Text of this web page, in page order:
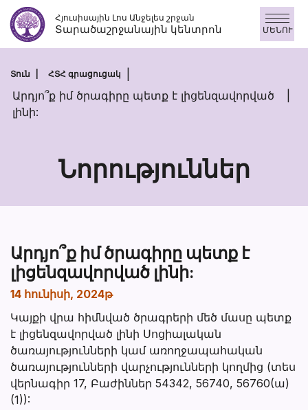
Անցնել
բովանդակությանըՀյուսիսային Լոս Անջելես շրջան
Տարածաշրջանային կենտրոն ՄԵՆՈՒ
Տուն ՀՏՀ գրացուցակ
Արդյո՞ք իմ ծրագիրը պետք է լիցենզավորված
լինի:
Նորություններ
Արդյո՞ք իմ ծրագիրը պետք է
լիցենզավորված լինի:
14 հունիսի, 2024թ
Կայքի վրա հիմնված ծրագրերի մեծ մասը պետք
է լիցենզավորված լինի Սոցիալական
ծառայությունների կամ առողջապահական
ծառայությունների վարչությունների կողմից (տես
վերնագիր 17, Բաժիններ 54342, 56740, 56760(ա)
(1)):